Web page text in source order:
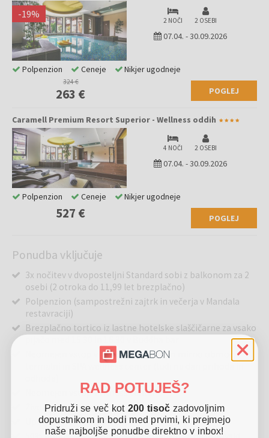
-19% 2 NOČI 2 OSEBI
07.04. -30.09.2026
324 €
263 € POGLEJ
Polpenzion Ceneje Nikjer ugodneje
Caramell Premium Resort Superior - Wellness oddih
4 NOČI 2 OSEBI
07.04. -30.09.2026
527 € POGLEJ
Polpenzion Ceneje Nikjer ugodneje
Ponudba vključuje
3x nočitev v dvoposteljni Standard sobi z balkonom za 2
osebi (2 otroka do 11,99 let brezplačno)
Polpenzion (sampostrežni zajtrk in večerja v Mandala
restavraciji)
Brezplačno tortico iz lastne hotelske slaščičarne za vsako
Neomejen vstop v hotelski Zen spa in mirno območje -
termalni in SPA wellness center (tudi na dan prihoda in
Neomejen vstop v fitness center
Živo glasbo
Uporabo kopalnega plašča
RAD POTUJEŠ?
Pridruži se več kot 200 tisoč zadovoljnim
dopustnikom in bodi med prvimi, ki prejmejo
naše najboljše ponudbe direktno v inbox!